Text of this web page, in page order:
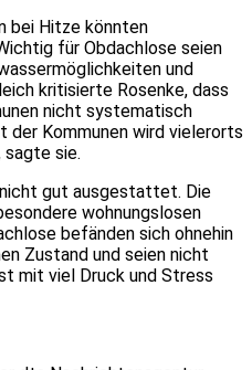
bei Hitze könnten
für Obdachlose seien
und
kritisierte Rosenke, dass
nicht systematisch
der Kommunen wird vielerorts
sagte sie.
gut ausgestattet. Die
wohnungslosen
befänden sich ohnehin
Zustand und seien nicht
mit viel Druck und Stress